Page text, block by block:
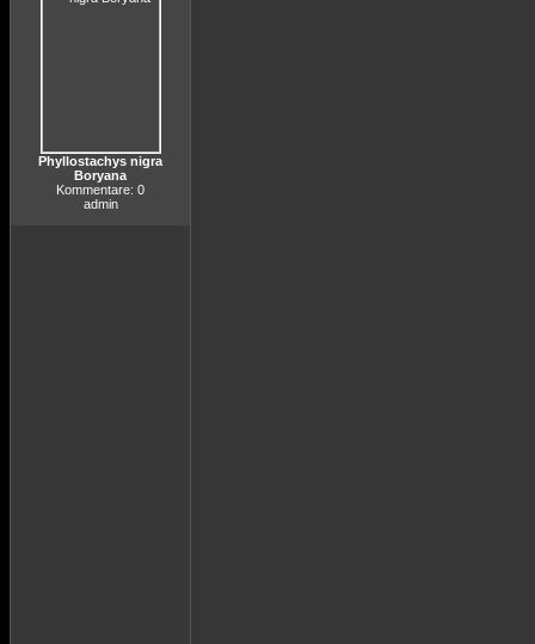
Phyllostachys nigra
Boryana
Kommentare: 0
admin